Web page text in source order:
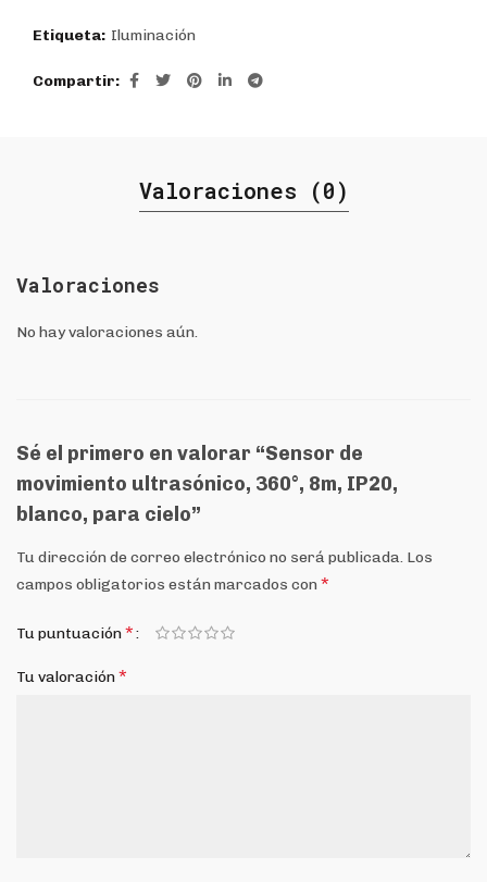
Etiqueta: Iluminación
Compartir
Valoraciones (0)
Valoraciones
No hay valoraciones aún.
Sé el primero en valorar “Sensor de
movimiento ultrasónico, 360°, 8m, IP20,
blanco, para cielo”
Tu dirección de correo electrónico no será publicada. Los
campos obligatorios están marcados con *
Tu puntuación*
Tu valoración*